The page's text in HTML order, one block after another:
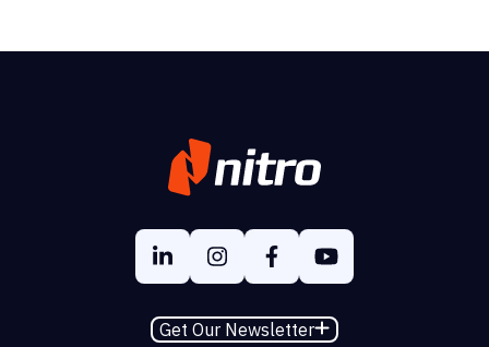
Get Our Newsletter